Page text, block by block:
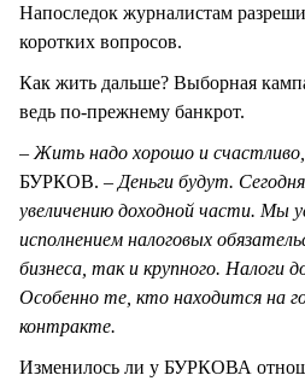
Напоследок журналистам
коротких вопросов.
Как жить дальше? Выборная
ведь по-прежнему банкрот.
– Жить надо хорошо и счастливо
БУРКОВ. – Деньги будут.
увеличению доходной части. Мы
исполнением налоговых
бизнеса, так и крупного. Налоги
Особенно те, кто находится на
контракте.
Изменилось ли у БУРКОВА